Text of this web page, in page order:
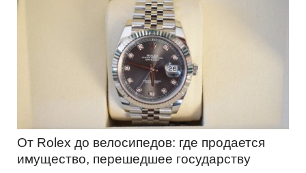
От Rolex до велосипедов: где продается
имущество, перешедшее государству